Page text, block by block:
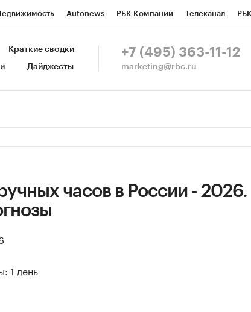
Autonews РБК Компании Телеканал
СПб Конференции СПб Спецпроекты
Краткие сводки
Дайджесты
+7 (495) 363-11-12
marketing@rbc.ru
часов в России - 2026.
1 день